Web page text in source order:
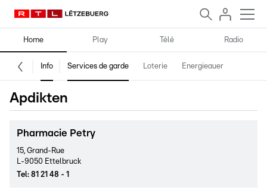
Home Play Télé Radio
Info Services de garde Loterie Energieauer
Apdikten
Pharmacie Petry
15, Grand-Rue
L-9050 Ettelbruck
Tel: 81 21 48 - 1